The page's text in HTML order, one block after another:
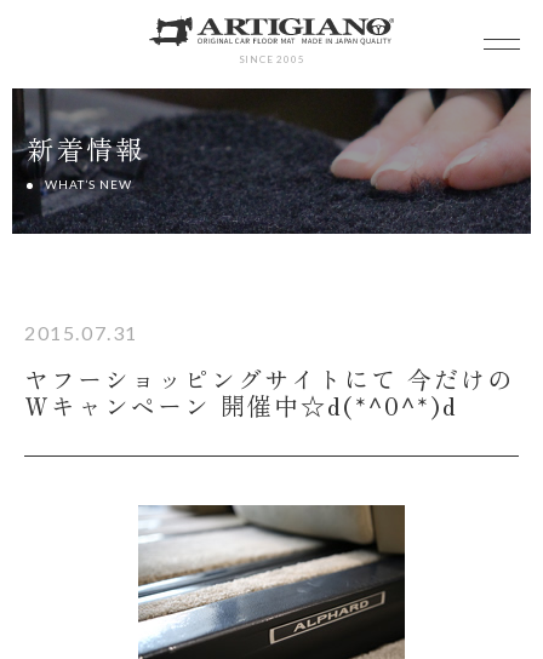
SINCE 2005
新着情報
WHAT’S NEW
2015.07.31
ヤフーショッピングサイトにて 今だけの
Ｗキャンペーン 開催中☆d(*^0^*)d